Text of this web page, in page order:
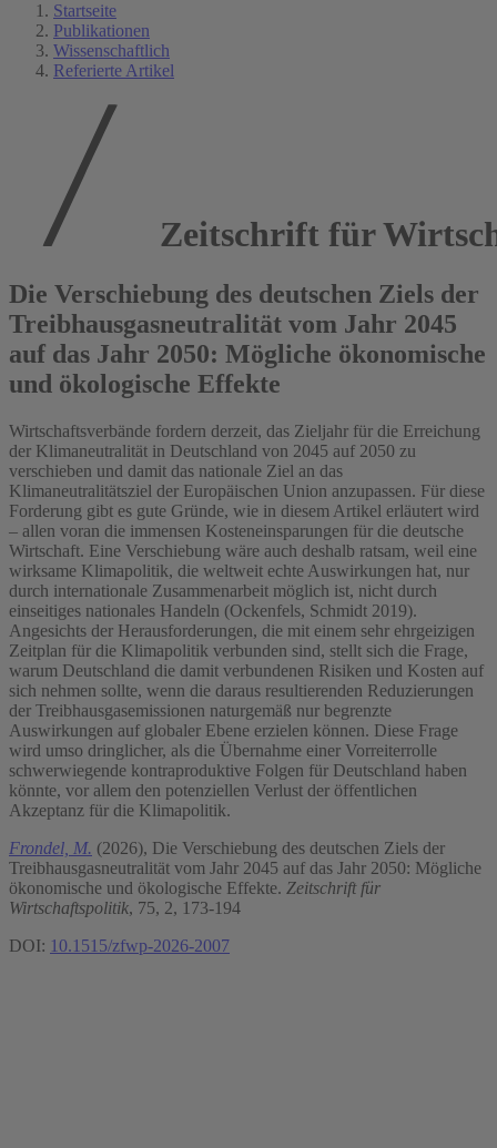
Startseite
Publikationen
Wissenschaftlich
Referierte Artikel
Zeitschrift für
Die Verschiebung des deutschen Ziels der
Treibhausgasneutralität vom Jahr 2045
auf das Jahr 2050: Mögliche ökonomische
und ökologische Effekte
Wirtschaftsverbände fordern derzeit, das Zieljahr für die Erreichung
der Klimaneutralität in Deutschland von 2045 auf 2050 zu
verschieben und damit das nationale Ziel an das
Klimaneutralitätsziel der Europäischen Union anzupassen. Für diese
Forderung gibt es gute Gründe, wie in diesem Artikel erläutert wird
– allen voran die immensen Kosteneinsparungen für die deutsche
Wirtschaft. Eine Verschiebung wäre auch deshalb ratsam, weil eine
wirksame Klimapolitik, die weltweit echte Auswirkungen hat, nur
durch internationale Zusammenarbeit möglich ist, nicht durch
einseitiges nationales Handeln (Ockenfels, Schmidt 2019).
Angesichts der Herausforderungen, die mit einem sehr ehrgeizigen
Zeitplan für die Klimapolitik verbunden sind, stellt sich die Frage,
warum Deutschland die damit verbundenen Risiken und Kosten auf
sich nehmen sollte, wenn die daraus resultierenden Reduzierungen
der Treibhausgasemissionen naturgemäß nur begrenzte
Auswirkungen auf globaler Ebene erzielen können. Diese Frage
wird umso dringlicher, als die Übernahme einer Vorreiterrolle
schwerwiegende kontraproduktive Folgen für Deutschland haben
könnte, vor allem den potenziellen Verlust der öffentlichen
Akzeptanz für die Klimapolitik.
Frondel, M. (2026), Die Verschiebung des deutschen Ziels der
Treibhausgasneutralität vom Jahr 2045 auf das Jahr 2050: Mögliche
ökonomische und ökologische Effekte. Zeitschrift für
Wirtschaftspolitik, 75, 2, 173-194
DOI: 10.1515/zfwp-2026-2007